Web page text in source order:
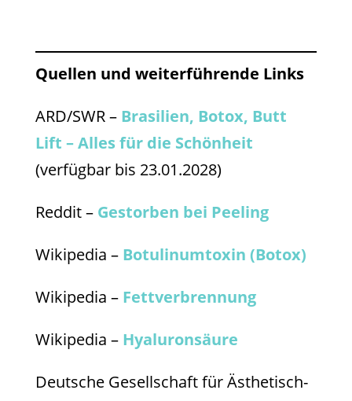
Quellen und weiterführende Links
ARD/SWR – Brasilien, Botox, Butt
Lift – Alles für die Schönheit
(verfügbar bis 23.01.2028)
Reddit – Gestorben bei Peeling
Wikipedia – Botulinumtoxin (Botox)
Wikipedia – Fettverbrennung
Wikipedia – Hyaluronsäure
Deutsche Gesellschaft für Ästhetisch-